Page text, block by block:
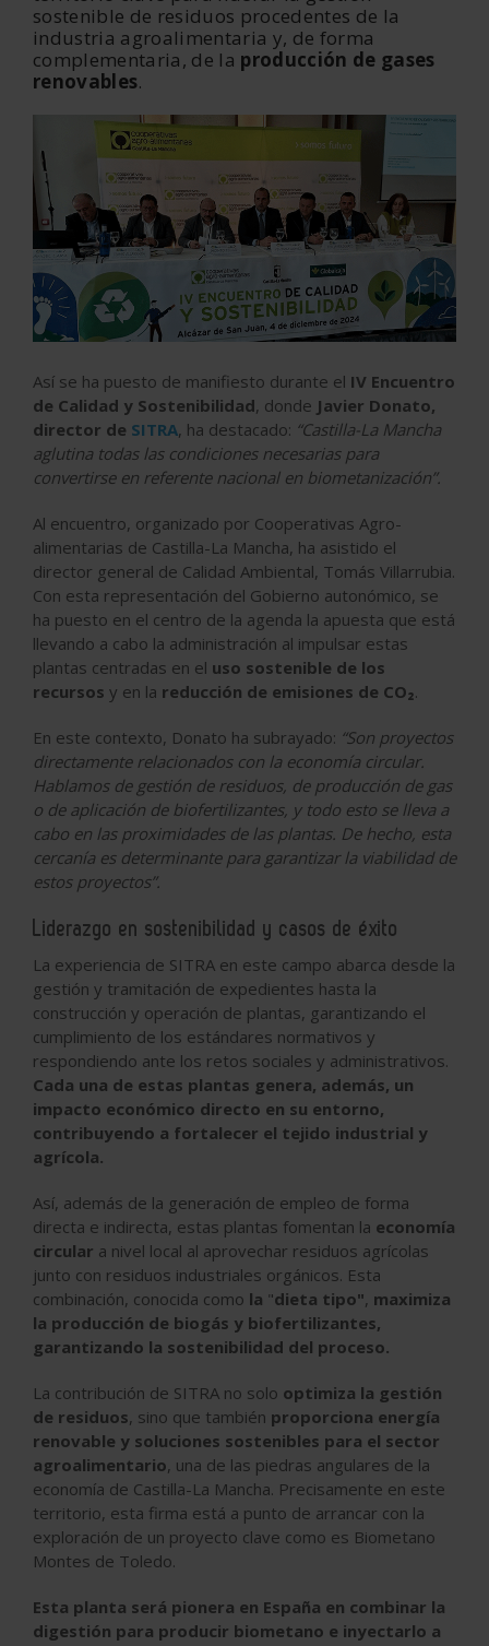
sostenible de residuos procedentes de la
industria agroalimentaria y, de forma
complementaria, de la producción de gases
renovables.
Así se ha puesto de manifiesto durante el IV Encuentro
de Calidad y Sostenibilidad, donde Javier Donato,
director de SITRA, ha destacado: “Castilla-La Mancha
aglutina todas las condiciones necesarias para
convertirse en referente nacional en biometanización”.
Al encuentro, organizado por Cooperativas Agro-
alimentarias de Castilla-La Mancha, ha asistido el
director general de Calidad Ambiental, Tomás Villarrubia.
Con esta representación del Gobierno autonómico, se
ha puesto en el centro de la agenda la apuesta que está
llevando a cabo la administración al impulsar estas
plantas centradas en el uso sostenible de los
recursos y en la reducción de emisiones de CO₂.
En este contexto, Donato ha subrayado: “Son proyectos
directamente relacionados con la economía circular.
Hablamos de gestión de residuos, de producción de gas
o de aplicación de biofertilizantes, y todo esto se lleva a
cabo en las proximidades de las plantas. De hecho, esta
cercanía es determinante para garantizar la viabilidad de
estos proyectos”.
Liderazgo en sostenibilidad y casos de éxito
La experiencia de SITRA en este campo abarca desde la
gestión y tramitación de expedientes hasta la
construcción y operación de plantas, garantizando el
cumplimiento de los estándares normativos y
respondiendo ante los retos sociales y administrativos.
Cada una de estas plantas genera, además, un
impacto económico directo en su entorno,
contribuyendo a fortalecer el tejido industrial y
agrícola.
Así, además de la generación de empleo de forma
directa e indirecta, estas plantas fomentan la economía
circular a nivel local al aprovechar residuos agrícolas
junto con residuos industriales orgánicos. Esta
combinación, conocida como la "dieta tipo", maximiza
la producción de biogás y biofertilizantes,
garantizando la sostenibilidad del proceso.
La contribución de SITRA no solo optimiza la gestión
de residuos, sino que también proporciona energía
renovable y soluciones sostenibles para el sector
agroalimentario, una de las piedras angulares de la
economía de Castilla-La Mancha. Precisamente en este
territorio, esta firma está a punto de arrancar con la
exploración de un proyecto clave como es Biometano
Montes de Toledo.
Esta planta será pionera en España en combinar la
digestión para producir biometano e inyectarlo a